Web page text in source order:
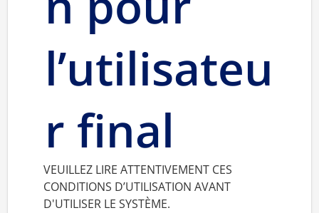
l’utilisateu
r final
VEUILLEZ LIRE ATTENTIVEMENT CES
CONDITIONS D’UTILISATION AVANT
D'UTILISER LE SYSTÈME.